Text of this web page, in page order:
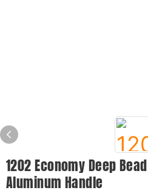
1202 Economy Deep
Aluminum Handle